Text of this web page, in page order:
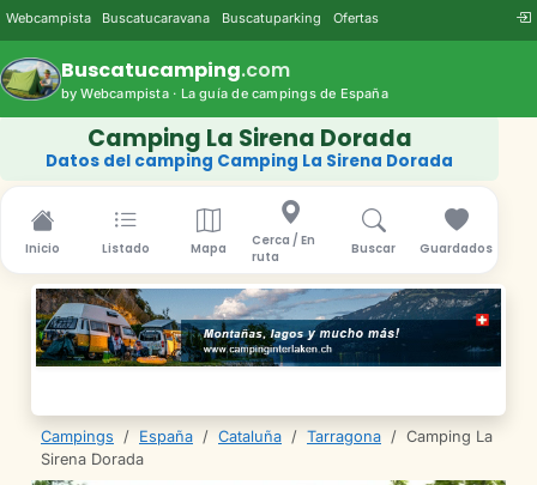
Webcampista Buscatucaravana Buscatuparking Ofertas
Buscatucamping.com
by Webcampista · La guía de campings de España
Camping La Sirena Dorada
Datos del camping Camping La Sirena Dorada
Inicio Listado Mapa
Cerca / En
ruta
Buscar Guardados
Campings / España / Cataluña / Tarragona / Camping La
Sirena Dorada